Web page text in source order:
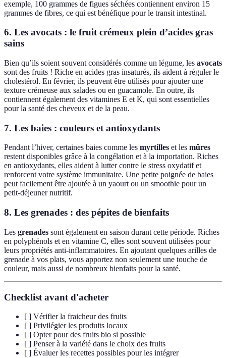
exemple, 100 grammes de figues séchées contiennent environ 15
grammes de fibres, ce qui est bénéfique pour le transit intestinal.
6. Les avocats : le fruit crémeux plein d’acides gras
sains
Bien qu’ils soient souvent considérés comme un légume, les avocats
sont des fruits ! Riche en acides gras insaturés, ils aident à réguler le
cholestérol. En février, ils peuvent être utilisés pour ajouter une
texture crémeuse aux salades ou en guacamole. En outre, ils
contiennent également des vitamines E et K, qui sont essentielles
pour la santé des cheveux et de la peau.
7. Les baies : couleurs et antioxydants
Pendant l’hiver, certaines baies comme les myrtilles et les mûres
restent disponibles grâce à la congélation et à la importation. Riches
en antioxydants, elles aident à lutter contre le stress oxydatif et
renforcent votre système immunitaire. Une petite poignée de baies
peut facilement être ajoutée à un yaourt ou un smoothie pour un
petit-déjeuner nutritif.
8. Les grenades : des pépites de bienfaits
Les grenades sont également en saison durant cette période. Riches
en polyphénols et en vitamine C, elles sont souvent utilisées pour
leurs propriétés anti-inflammatoires. En ajoutant quelques arilles de
grenade à vos plats, vous apportez non seulement une touche de
couleur, mais aussi de nombreux bienfaits pour la santé.
Checklist avant d'acheter
[ ] Vérifier la fraicheur des fruits
[ ] Privilégier les produits locaux
[ ] Opter pour des fruits bio si possible
[ ] Penser à la variété dans le choix des fruits
[ ] Évaluer les recettes possibles pour les intégrer